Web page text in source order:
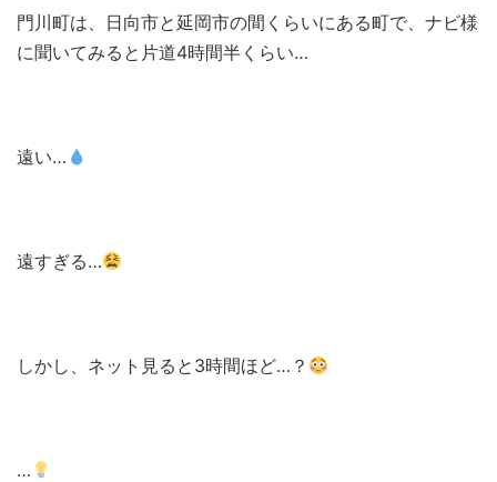
門川町は、日向市と延岡市の間くらいにある町で、ナビ様
に聞いてみると片道4時間半くらい…
遠い…
遠すぎる…
しかし、ネット見ると3時間ほど…？
…